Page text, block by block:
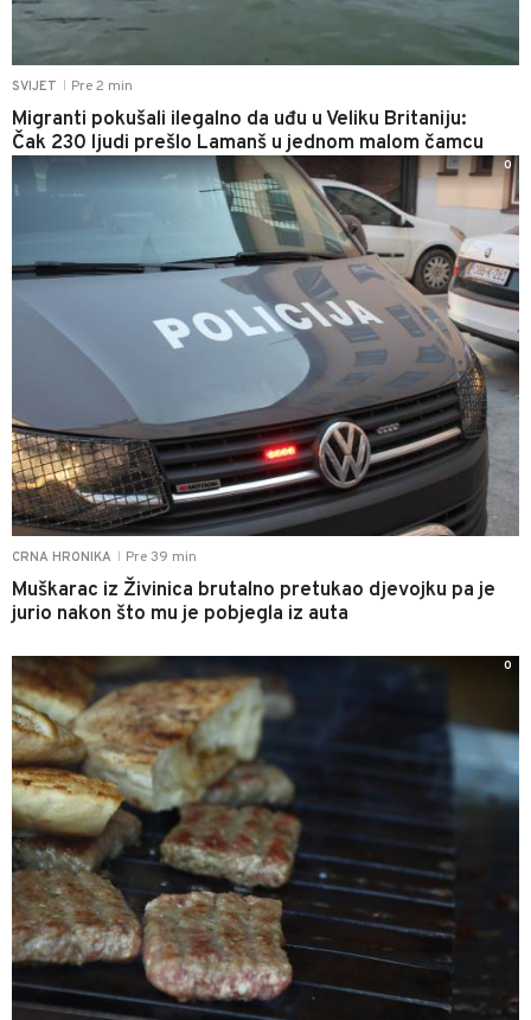
SVIJET Pre 2 min
Migranti pokušali ilegalno da uđu u Veliku Britaniju:
Čak 230 ljudi prešlo Lamanš u jednom malom čamcu
CRNA HRONIKA Pre 39 min
Muškarac iz Živinica brutalno pretukao djevojku pa je
jurio nakon što mu je pobjegla iz auta
0
0